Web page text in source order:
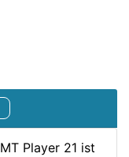
MT Player 21 ist